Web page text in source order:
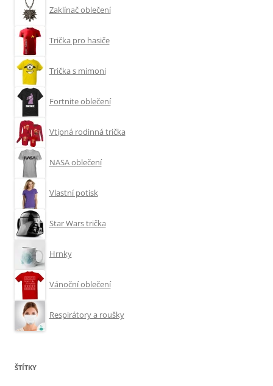
Zaklínač oblečení
Trička pro hasiče
Trička s mimoni
Fortnite oblečení
Vtipná rodinná trička
NASA oblečení
Vlastní potisk
Star Wars trička
Hrnky
Vánoční oblečení
Respirátory a roušky
ŠTÍTKY